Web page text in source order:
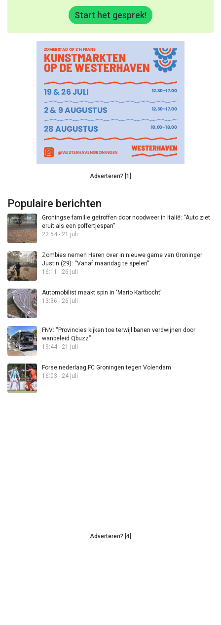
Start het gesprek!
Adverteren? [1]
Populaire berichten
Groningse familie getroffen door noodweer in Italië: “Auto ziet
eruit als een poffertjespan”
22:54 - 21 juli
Zombies nemen Haren over in nieuwe game van Groninger
Justin (29): “Vanaf maandag te spelen”
16:11 - 26 juli
Automobilist maakt spin in ‘Mario Kartbocht’
13:36 - 26 juli
FNV: “Provincies kijken toe terwijl banen verdwijnen door
wanbeleid Qbuzz”
19:44 - 21 juli
Forse nederlaag FC Groningen tegen Volendam
16:03 - 24 juli
Adverteren? [4]